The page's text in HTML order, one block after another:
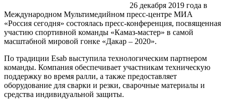
26 декабря 2019 года в
Международном Мультимедийном пресс-центре МИА
«Россия сегодня» состоялась пресс-конференция, посвященная
участию спортивной команды «Камаз-мастер» в самой
масштабной мировой гонке «Дакар – 2020».
По традиции Esab выступила технологическим партнером
команды. Компания обеспечивает участникам техническую
поддержку во время ралли, а также предоставляет
оборудование для сварки и резки, сварочные материалы и
средства индивидуальной защиты.